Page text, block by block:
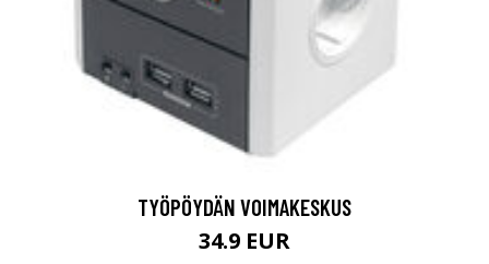
TYÖPÖYDÄN VOIMAKESKUS
34.9 EUR